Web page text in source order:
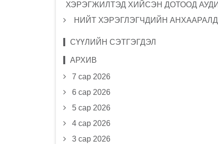
ХЭРЭГЖИЛТЭД ХИЙСЭН ДОТООД
НИЙТ ХЭРЭГЛЭГЧДИЙН АНХААРАЛД
СҮҮЛИЙН СЭТГЭГДЭЛ
АРХИВ
7 сар 2026
6 сар 2026
5 сар 2026
4 сар 2026
3 сар 2026